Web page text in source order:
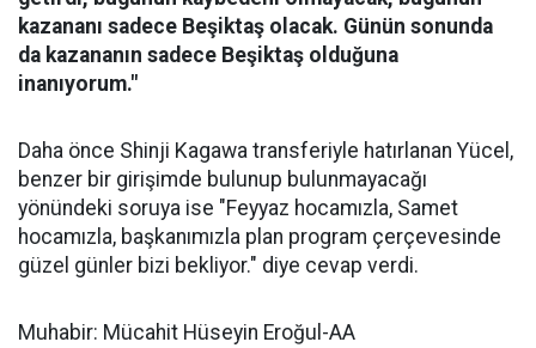
kazananı sadece Beşiktaş olacak. Günün sonunda
da kazananın sadece Beşiktaş olduğuna
inanıyorum."
Daha önce Shinji Kagawa transferiyle hatırlanan Yücel,
benzer bir girişimde bulunup bulunmayacağı
yönündeki soruya ise "Feyyaz hocamızla, Samet
hocamızla, başkanımızla plan program çerçevesinde
güzel günler bizi bekliyor." diye cevap verdi.
Muhabir: Mücahit Hüseyin Eroğul-AA